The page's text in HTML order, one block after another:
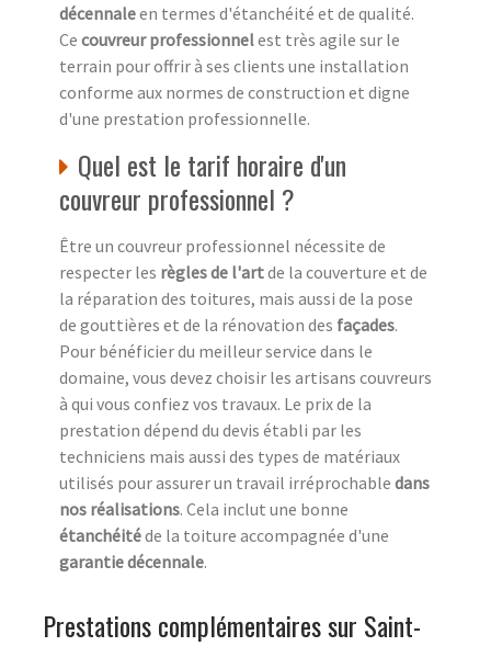
décennaleen termes d'étanchéité et de qualité.
Ce couvreur professionnelest très agile sur le
terrain pour offrir à ses clients une installation
conforme aux normes de construction et digne
d'une prestation professionnelle.
Quel est le tarif horaire d'un
couvreur professionnel ?
Être un couvreur professionnel nécessite de
respecter les règles de l'artde la couverture et de
la réparation des toitures, mais aussi de la pose
de gouttières et de la rénovation des façades.
Pour bénéficier du meilleur service dans le
domaine, vous devez choisir les artisans couvreurs
à qui vous confiez vos travaux. Le prix de la
prestation dépend du devis établi par les
techniciens mais aussi des types de matériaux
utilisés pour assurer un travail irréprochable dans
nos réalisations. Cela inclut une bonne
étanchéitéde la toiture accompagnée d'une
garantie décennale.
Prestations complémentaires sur Saint-